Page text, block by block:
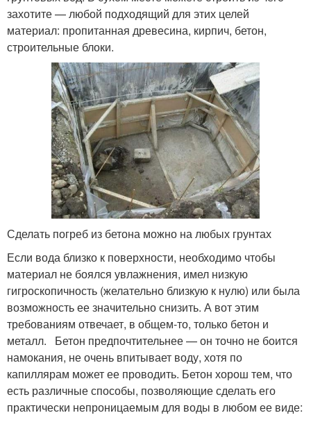
захотите — любой подходящий для этих целей
материал: пропитанная древесина, кирпич, бетон,
строительные блоки.
Сделать погреб из бетона можно на любых грунтах
Если вода близко к поверхности, необходимо чтобы
материал не боялся увлажнения, имел низкую
гигроскопичность (желательно близкую к нулю) или была
возможность ее значительно снизить. А вот этим
требованиям отвечает, в общем-то, только бетон и
металл. Бетон предпочтительнее — он точно не боится
намокания, не очень впитывает воду, хотя по
капиллярам может ее проводить. Бетон хорош тем, что
есть различные способы, позволяющие сделать его
практически непроницаемым для воды в любом ее виде: